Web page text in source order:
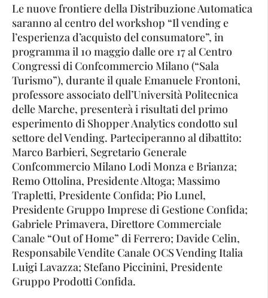
Le nuove frontiere della Distribuzione Automatica
saranno al centro del workshop “Il vending e
l’esperienza d’acquisto del consumatore”, in
programma il 10 maggio dalle ore 17 al Centro
Congressi di Confcommercio Milano (“Sala
Turismo”), durante il quale Emanuele Frontoni,
professore associato dell’Università Politecnica
delle Marche, presenterà i risultati del primo
esperimento di Shopper Analytics condotto sul
settore del Vending. Parteciperanno al dibattito:
Marco Barbieri, Segretario Generale
Confcommercio Milano Lodi Monza e Brianza;
Remo Ottolina, Presidente Altoga; Massimo
Trapletti, Presidente Confida; Pio Lunel,
Presidente Gruppo Imprese di Gestione Confida;
Gabriele Primavera, Direttore Commerciale
Canale “Out of Home” di Ferrero; Davide Celin,
Responsabile Vendite Canale OCS Vending Italia
Luigi Lavazza; Stefano Piccinini, Presidente
Gruppo Prodotti Confida.